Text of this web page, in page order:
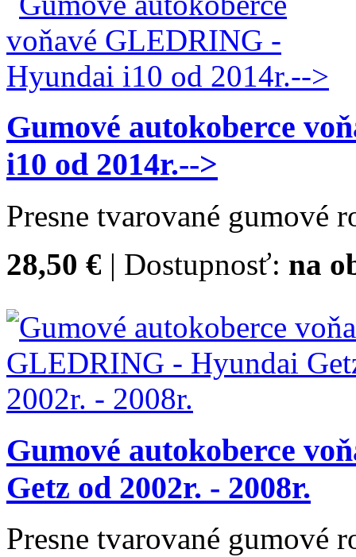
Gumové autokoberce
i10 od 2014r.-->
Presne tvarované gumové
28,50 € | Dostupnosť: na
Gumové autokoberce
Getz od 2002r. - 2008r.
Presne tvarované gumové